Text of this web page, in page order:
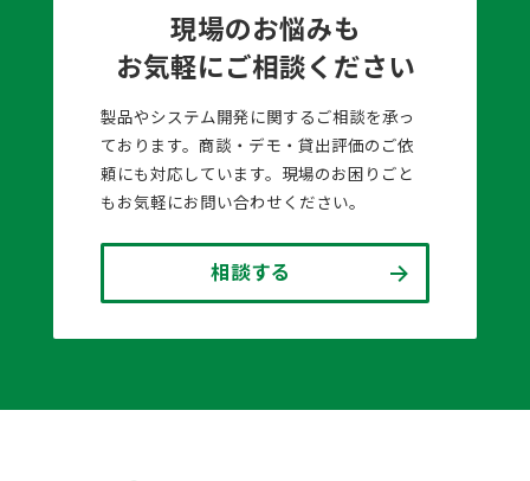
現場のお悩みも
お気軽にご相談ください
製品やシステム開発に関するご相談を承っ
ております。商談・デモ・貸出評価のご依
頼にも対応しています。現場のお困りごと
もお気軽にお問い合わせください。
相談する